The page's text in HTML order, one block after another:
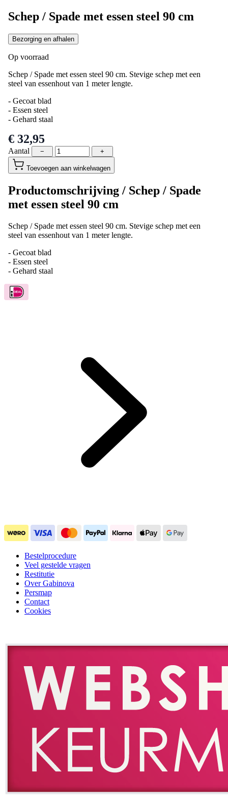
Schep / Spade met essen steel 90 cm
Bezorging en afhalen
Op voorraad
Schep / Spade met essen steel 90 cm. Stevige schep met een
steel van essenhout van 1 meter lengte.
- Gecoat blad
- Essen steel
- Gehard staal
€ 32,95
Aantal − +
Toevoegen aan winkelwagen
Productomschrijving / Schep / Spade
met essen steel 90 cm
Schep / Spade met essen steel 90 cm. Stevige schep met een
steel van essenhout van 1 meter lengte.
- Gecoat blad
- Essen steel
- Gehard staal
Bestelprocedure
Veel gestelde vragen
Restitutie
Over Gabinova
Persmap
Contact
Cookies